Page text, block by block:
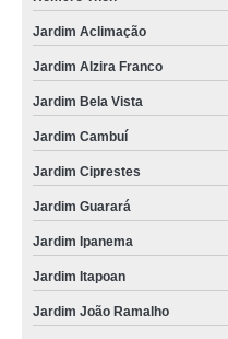
serviço de entrega expressa
entrega expressa farmácia Jardim
busco por entrega expressa
serviço de entrega expressa
entrega expressa farmácia Jardim
entrega expressa documentos
serviço de entrega expressa
serviço de entrega expressa
Jardim Aclimação
Jardim Alzira Franco
Jardim Bela Vista
Jardim Cambuí
Jardim Ciprestes
Jardim Guarará
Jardim Ipanema
Jardim Itapoan
Jardim João Ramalho